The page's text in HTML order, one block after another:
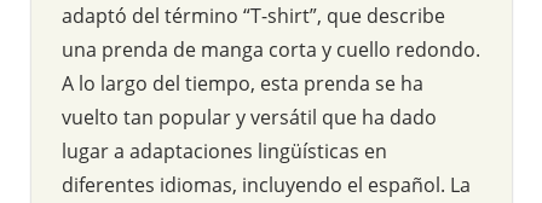
adaptó del término “T-shirt”, que describe
una prenda de manga corta y cuello redondo.
A lo largo del tiempo, esta prenda se ha
vuelto tan popular y versátil que ha dado
lugar a adaptaciones lingüísticas en
diferentes idiomas, incluyendo el español. La